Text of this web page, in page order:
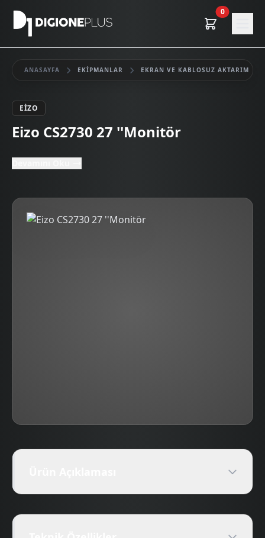
0
ANASAYFA EKIPMANLAR EKRAN VE KABLOSUZ AKTARIM
EIZO
Kiralık
Eizo CS2730 27 ''Monitör